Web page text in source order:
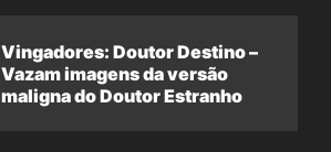
Vingadores: Doutor Destino –
Vazam imagens da versão
maligna do Doutor Estranho